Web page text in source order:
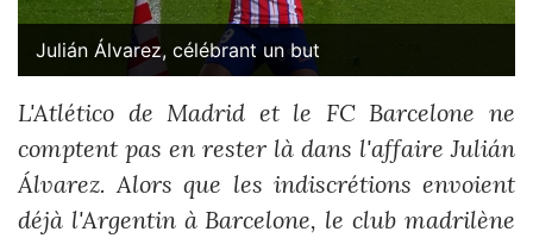
Julián Álvarez, célébrant un but
L'Atlético de Madrid et le FC Barcelone ne
comptent pas en rester là dans l'affaire Julián
Álvarez. Alors que les indiscrétions envoient
déjà l'Argentin à Barcelone, le club madrilène